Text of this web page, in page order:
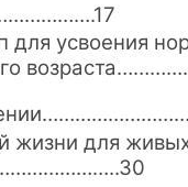
для усвоения
жизни для